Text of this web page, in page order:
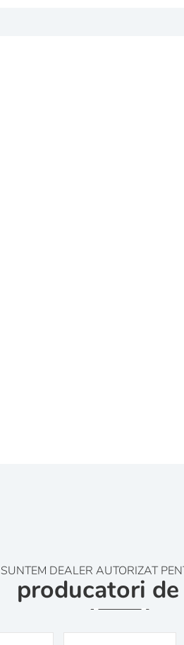
SUNTEM DEALER AUTORIZAT
producatori